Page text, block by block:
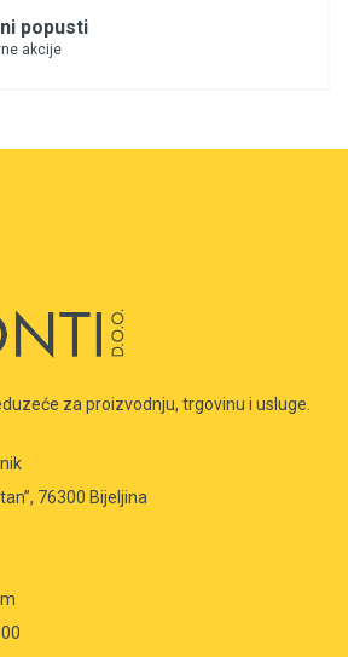
popusti
akcije
za proizvodnju, trgovinu i usluge.
76300 Bijeljina